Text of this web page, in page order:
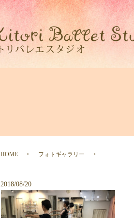
HOME フォトギャラリー –
2018/08/20